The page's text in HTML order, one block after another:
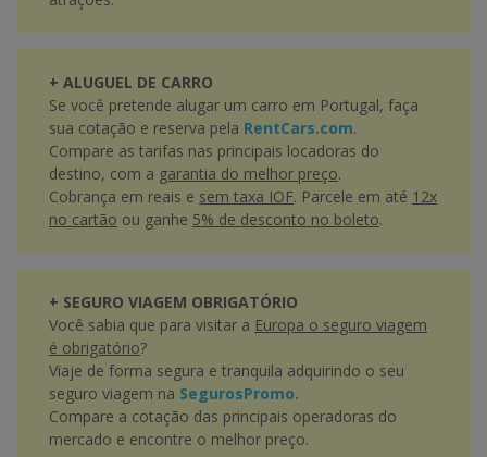
+ ALUGUEL DE CARRO
Se você pretende alugar um carro em Portugal, faça
sua cotação e reserva pela RentCars.com.
Compare as tarifas nas principais locadoras do
destino, com a garantia do melhor preço.
Cobrança em reais e sem taxa IOF. Parcele em até 12x
no cartão ou ganhe 5% de desconto no boleto.
+ SEGURO VIAGEM OBRIGATÓRIO
Você sabia que para visitar a Europa o seguro viagem
é obrigatório?
Viaje de forma segura e tranquila adquirindo o seu
seguro viagem na SegurosPromo.
Compare a cotação das principais operadoras do
mercado e encontre o melhor preço.